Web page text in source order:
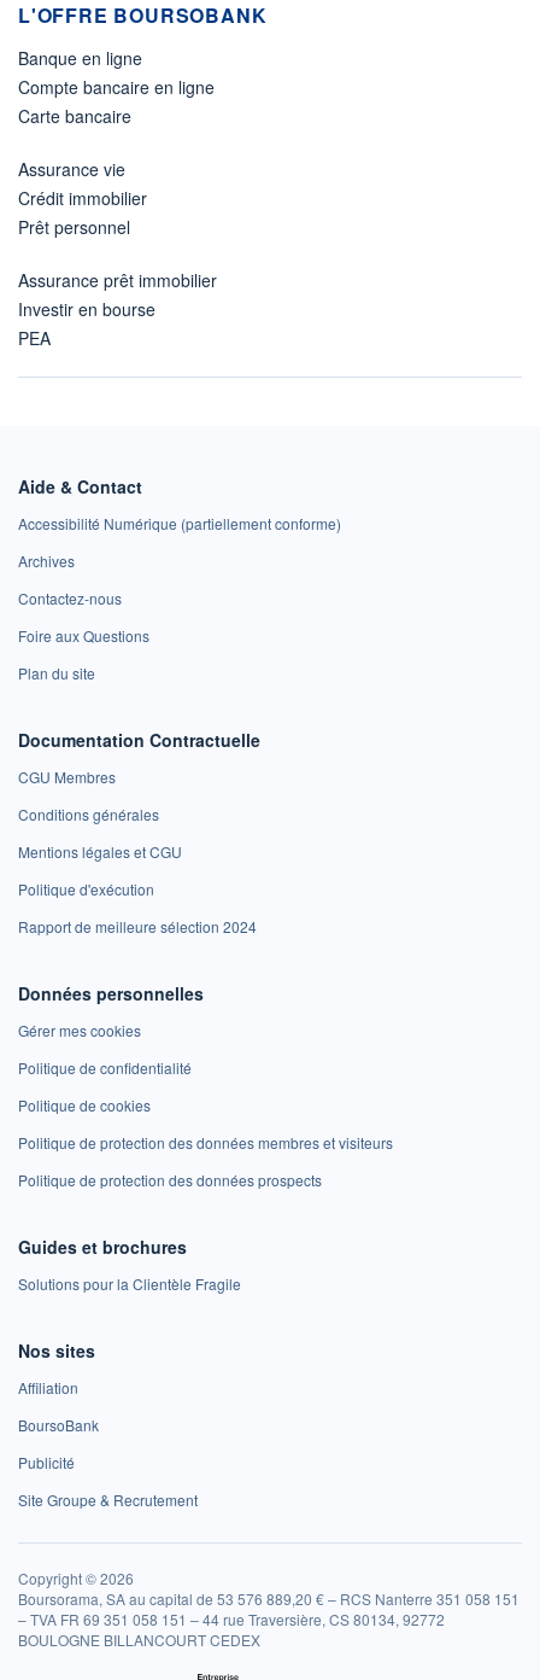
L'OFFRE BOURSOBANK
Banque en ligne
Compte bancaire en ligne
Carte bancaire
Assurance vie
Crédit immobilier
Prêt personnel
Assurance prêt immobilier
Investir en bourse
PEA
Aide & Contact
Accessibilité Numérique (partiellement conforme)
Archives
Contactez-nous
Foire aux Questions
Plan du site
Documentation Contractuelle
CGU Membres
Conditions générales
Mentions légales et CGU
Politique d'exécution
Rapport de meilleure sélection 2024
Données personnelles
Gérer mes cookies
Politique de confidentialité
Politique de cookies
Politique de protection des données membres et visiteurs
Politique de protection des données prospects
Guides et brochures
Solutions pour la Clientèle Fragile
Nos sites
Affiliation
BoursoBank
Publicité
Site Groupe & Recrutement
Copyright © 2026
Boursorama, SA au capital de 53 576 889,20 € – RCS Nanterre 351 058 151
– TVA FR 69 351 058 151 – 44 rue Traversière, CS 80134, 92772
BOULOGNE BILLANCOURT CEDEX